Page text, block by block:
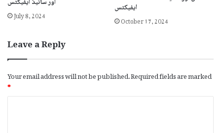
July 8, 2024 ایفیکٹس
October 17, 2024
Leave a Reply
Your email address will not be published.Required fields are marked
*